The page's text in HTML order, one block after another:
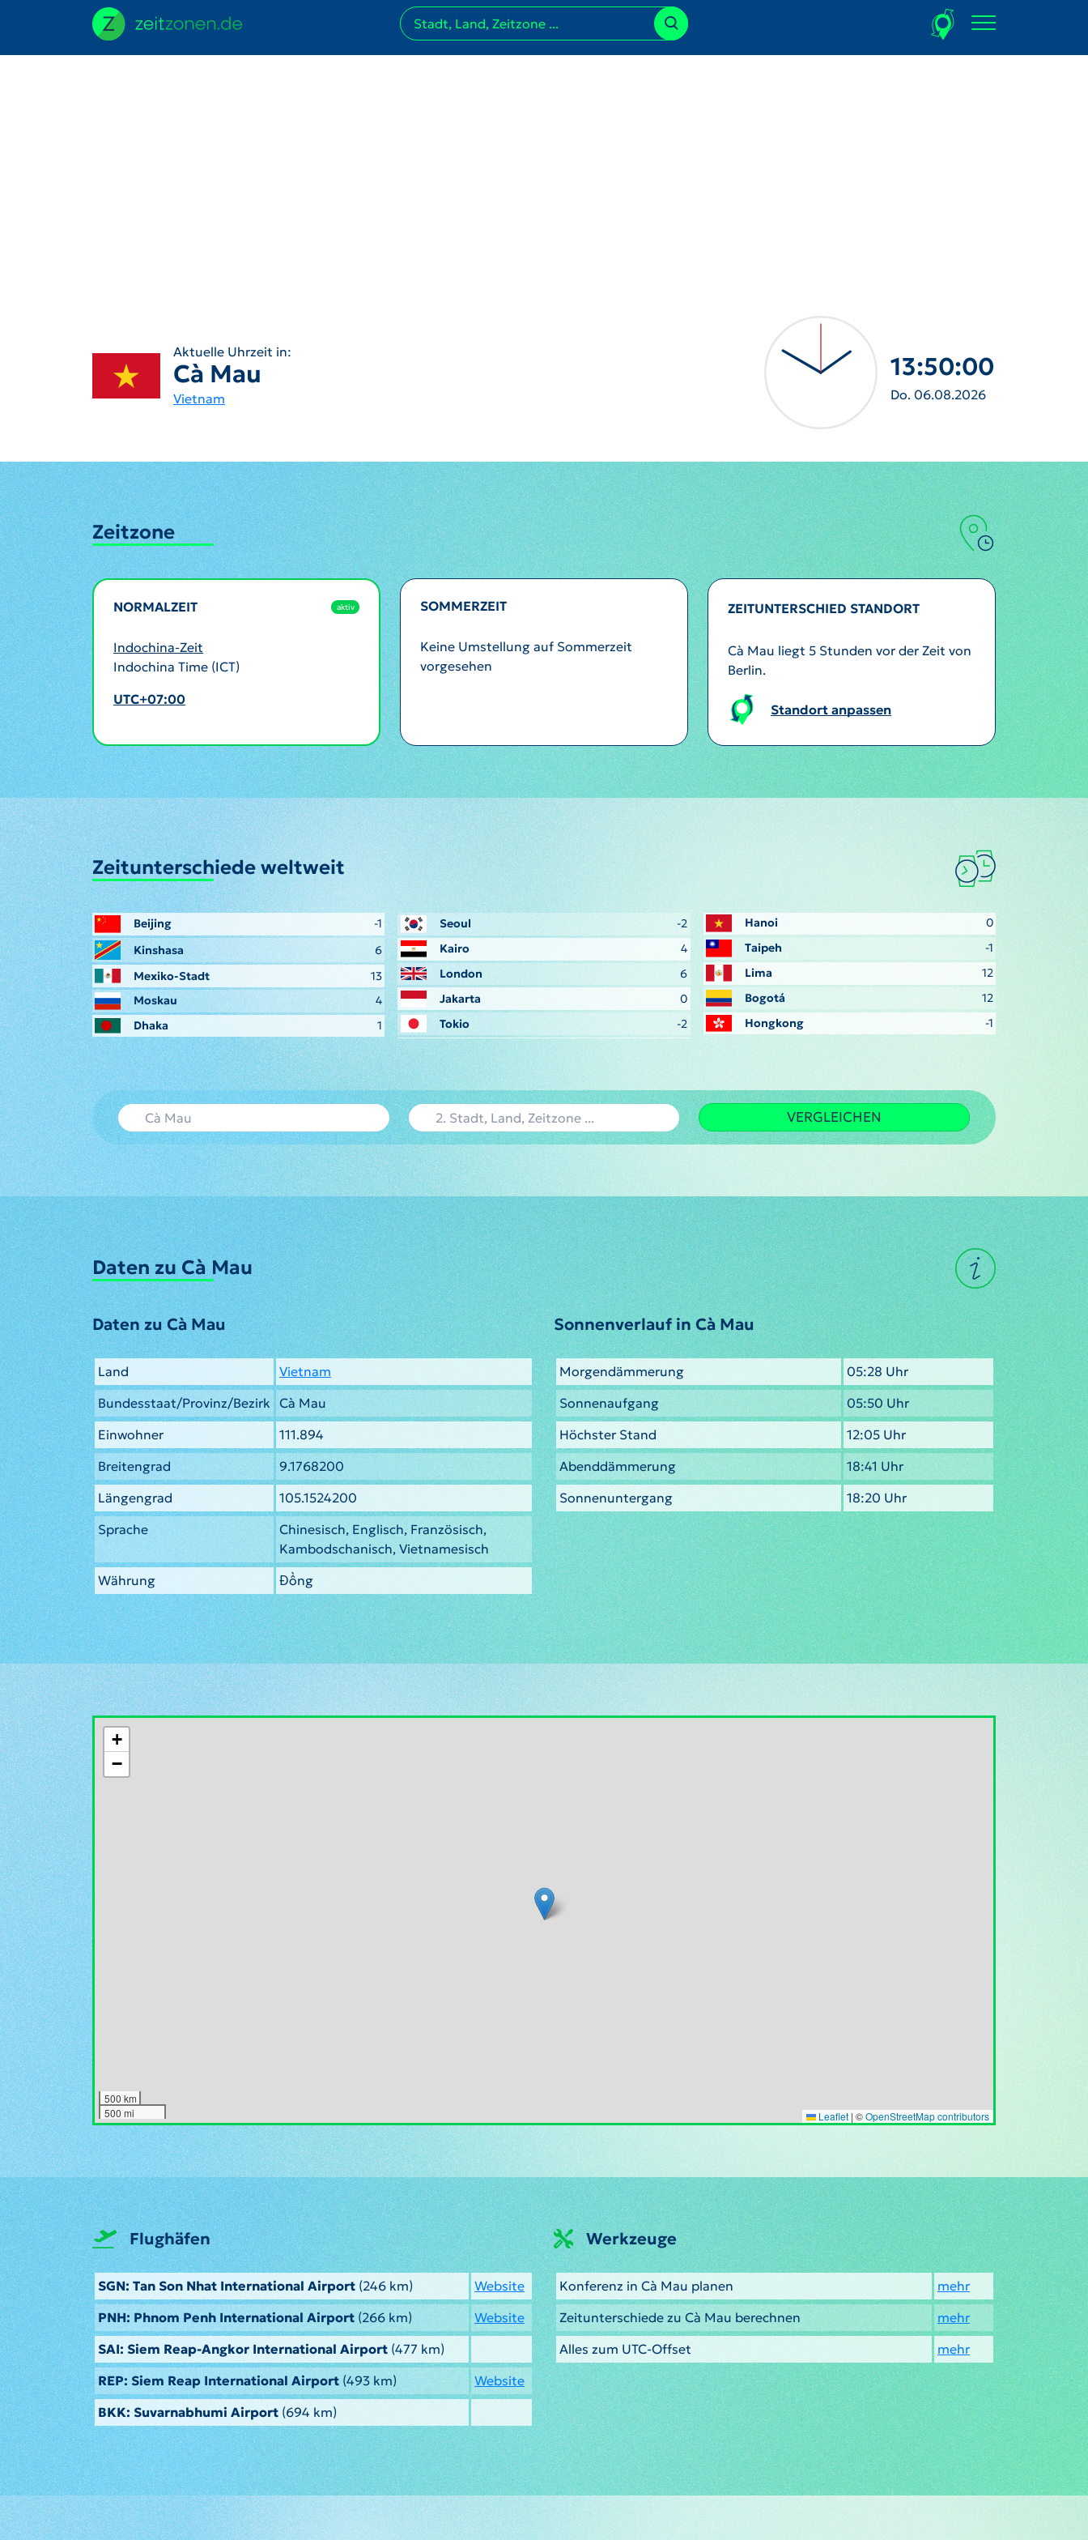
Aktuelle Uhrzeit in:
Cà Mau
Vietnam
13:50:03
Do. 06.08.2026
Zeitzone
NORMALZEIT aktiv
Indochina-Zeit
Indochina Time (ICT)
UTC+07:00
SOMMERZEIT
Keine Umstellung auf Sommerzeit
vorgesehen
ZEITUNTERSCHIED STANDORT
Cà Mau liegt 5 Stunden vor der Zeit von
Berlin.
Standort anpassen
Zeitunterschiede weltweit
Beijing
-1
Kinshasa
6
Mexiko-Stadt
13
Moskau
4
Dhaka
1
Seoul
-2
Kairo
4
London
6
Jakarta
0
Tokio
-2
Hanoi
0
Taipeh
-1
Lima
12
Bogotá
12
Hongkong
-1
VERGLEICHEN
Daten zu Cà Mau
Daten zu Cà Mau
Land
Vietnam
Bundesstaat/Provinz/Bezirk Cà Mau
Einwohner
111.894
Breitengrad
9.1768200
Längengrad
105.1524200
Sprache
Chinesisch, Englisch, Französisch,
Kambodschanisch, Vietnamesisch
Währung
Đồng
Sonnenverlauf in Cà Mau
Morgendämmerung
05:28 Uhr
Sonnenaufgang
05:50 Uhr
Höchster Stand
12:05 Uhr
Abenddämmerung
18:41 Uhr
Sonnenuntergang
18:20 Uhr
+
−
500 km
500 mi
Leaflet | ©OpenStreetMap contributors
Flughäfen
SGN: Tan Son Nhat International Airport (246 km)
Website
PNH: Phnom Penh International Airport (266 km)
Website
SAI: Siem Reap-Angkor International Airport (477 km)
REP: Siem Reap International Airport(493 km)
Website
BKK: Suvarnabhumi Airport (694 km)
Werkzeuge
Konferenz in Cà Mau planen
mehr
Zeitunterschiede zu Cà Mau berechnen
mehr
Alles zum UTC-Offset
mehr